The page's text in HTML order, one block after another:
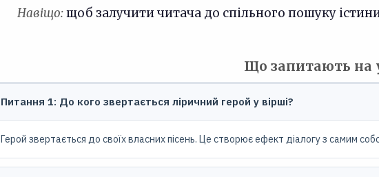
Навіщо:щоб залучити читача до спільного пошуку
Що запитають на
Питання 1: До кого звертається ліричний герой у вірші?
Герой звертається до своїх власних пісень. Це створює ефект діалогу з самим